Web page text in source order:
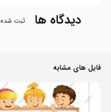
دیدگاه ها ثبت شده
فایل های مشابه